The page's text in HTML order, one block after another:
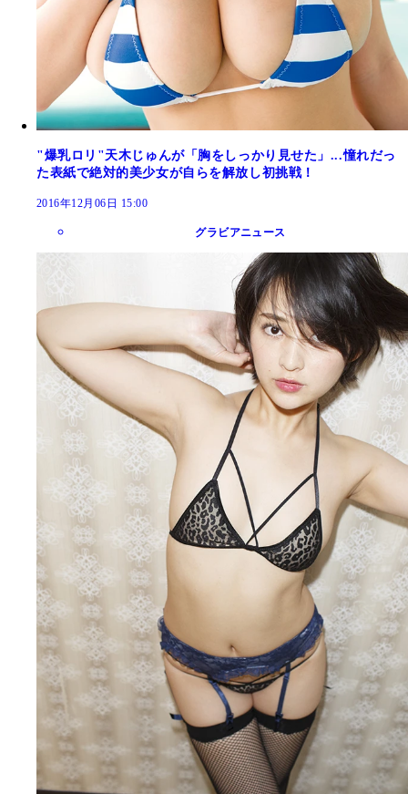
"爆乳ロリ"天木じゅんが「胸をしっかり見せた」...憧れだっ
た表紙で絶対的美少女が自らを解放し初挑戦！
2016年12月06日 15:00
グラビアニュース